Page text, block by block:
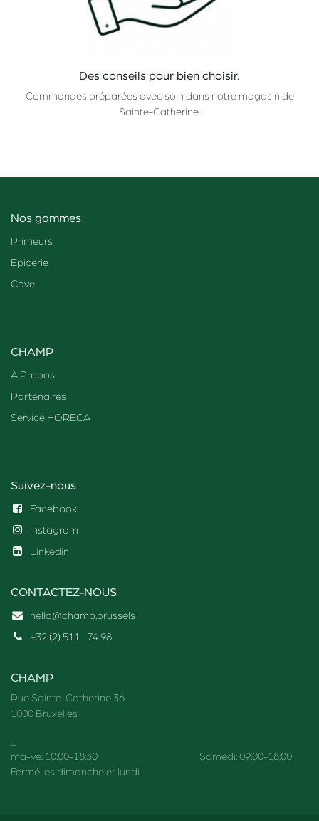
Des conseils pour bien choisir.
Commandes préparées avec soin dans notre magasin de
Sainte-Catherine.
Nos gammes
Primeurs
Epicerie
Cave
CHAMP
À Propos
Partenaires
Service HORECA
Suivez-nous
Facebook
Instagram
Linkedin
CONTACTEZ-NOUS
hello@champ.brussels
+32 (2) 511 74 98
CHAMP
Rue Sainte-Catherine 36
1000 Bruxelles
ma-ve: 10:00-18:30 Samedi: 09:00-18:00
Fermé les dimanche et lundi